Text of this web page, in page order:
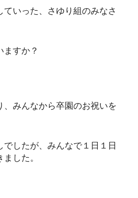
ていった、さゆり組のみなさ
ますか？
、みんなから卒園のお祝いを
したが、みんなで１日１日
した。